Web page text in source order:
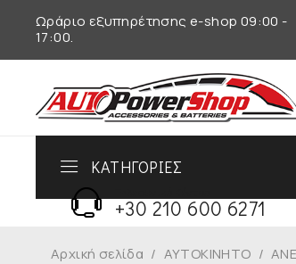
Ωράριο εξυπηρέτησης e-shop 09:00 -
17:00.
ΚΑΤΗΓΟΡΙΕΣ
+30 210 600 6271
Αρχική σελίδα / ΑΥΤΟΚΙΝΗΤΟ /